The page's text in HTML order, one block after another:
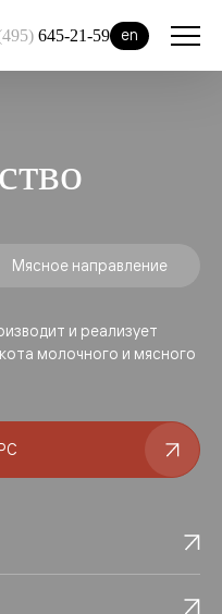
645-21-59 en
Мясное направление
и реализует
молочного и мясного